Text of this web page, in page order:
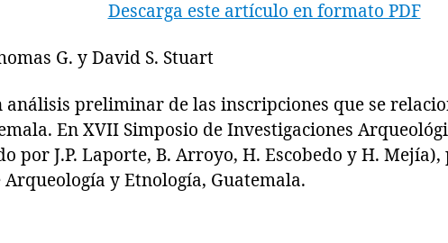
Descarga este artículo en formato PDF
G. y David S. Stuart
preliminar de las inscripciones que se
En XVII Simposio de Investigaciones
por J.P. Laporte, B. Arroyo, H. Escobedo y H. Mejía),
y Etnología, Guatemala.